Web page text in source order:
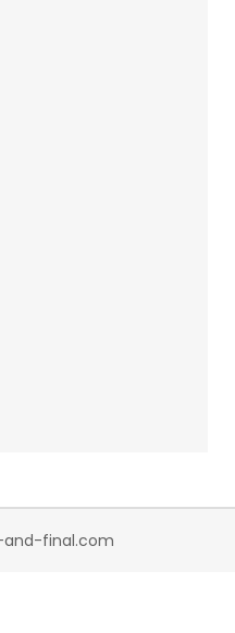
final.com